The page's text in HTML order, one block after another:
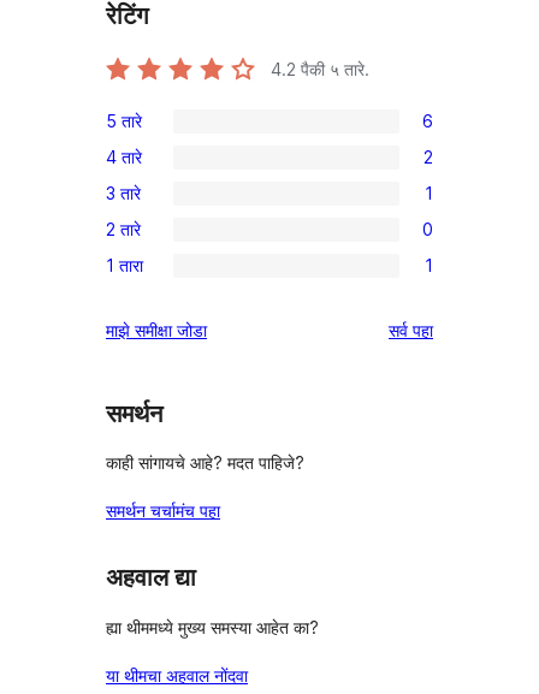
रेटिंग
4.2 पैकी ५ तारे.
6
5-
तारांकित
परीक्षणे
5 तारे 6
2
4-
तारांकित
परीक्षणे
4 तारे 2
1
3-
तारांकित
3 तारे 1
0
2-
परीक्षणे
2 तारे 0
1
तारांकित
1 तारा 1
माझे समीक्षा जोडा सर्वपुनरावलोकने
पहा
समर्थन
काही सांगायचे आहे? मदत पाहिजे?
समर्थन चर्चामंच पहा
अहवाल द्या
ह्या थीममध्ये मुख्य समस्या आहेत का?
या थीमचा अहवाल नोंदवा